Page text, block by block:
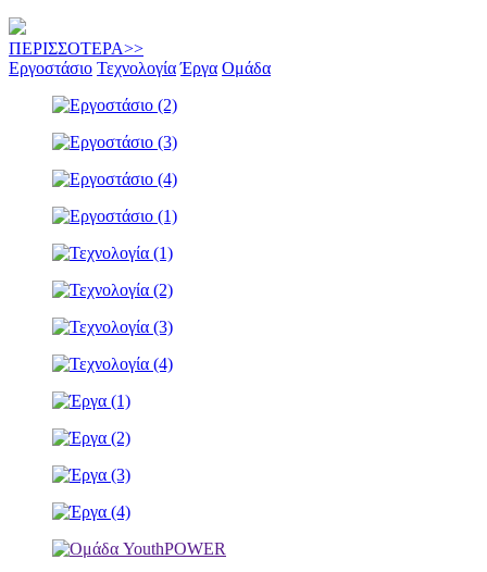
ΠΕΡΙΣΣΟΤΕΡΑ>>
Εργοστάσιο Τεχνολογία Έργα Ομάδα